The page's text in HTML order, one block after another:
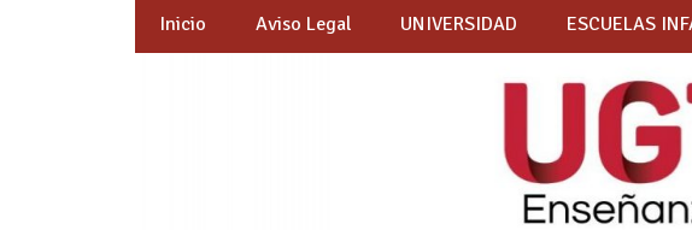
Inicio Aviso Legal UNIVERSIDAD ESCUELAS